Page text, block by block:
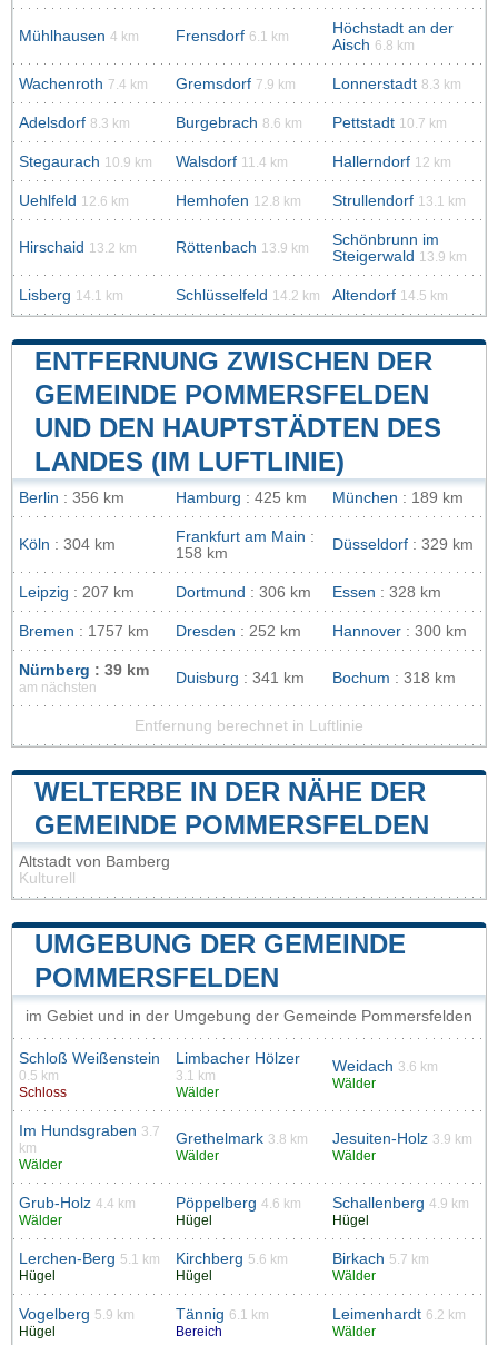
Mühlhausen 4 km Frensdorf 6.1 km
Höchstadt an der
Aisch 6.8 km
Wachenroth 7.4 km Gremsdorf 7.9 km Lonnerstadt 8.3 km
Adelsdorf 8.3 km Burgebrach 8.6 km Pettstadt 10.7 km
Stegaurach 10.9 km Walsdorf 11.4 km Hallerndorf 12 km
Uehlfeld 12.6 km Hemhofen 12.8 km Strullendorf 13.1 km
Hirschaid 13.2 km Röttenbach 13.9 km
Schönbrunn im
Steigerwald 13.9 km
Lisberg 14.1 km Schlüsselfeld 14.2 km Altendorf 14.5 km
ENTFERNUNG ZWISCHEN DER
GEMEINDE POMMERSFELDEN
UND DEN HAUPTSTÄDTEN DES
LANDES (IM LUFTLINIE)
Berlin : 356 km Hamburg : 425 km München : 189 km
Köln : 304 km Frankfurt am Main :
158 km
Düsseldorf : 329 km
Leipzig : 207 km Dortmund : 306 km Essen : 328 km
Bremen : 1757 km Dresden : 252 km Hannover : 300 km
Nürnberg : 39 km
am nächsten
Duisburg : 341 km Bochum : 318 km
Entfernung berechnet in Luftlinie
WELTERBE IN DER NÄHE DER
GEMEINDE POMMERSFELDEN
Altstadt von Bamberg
Kulturell
UMGEBUNG DER GEMEINDE
POMMERSFELDEN
im Gebiet und in der Umgebung der Gemeinde Pommersfelden
Schloß Weißenstein
0.5 km
Schloss
Limbacher Hölzer
3.1 km
Wälder
Weidach 3.6 km
Wälder
Im Hundsgraben 3.7
km
Wälder
Grethelmark 3.8 km
Wälder
Jesuiten-Holz 3.9 km
Wälder
Grub-Holz 4.4 km
Wälder
Pöppelberg 4.6 km
Hügel
Schallenberg 4.9 km
Hügel
Lerchen-Berg 5.1 km
Hügel
Kirchberg 5.6 km
Hügel
Birkach 5.7 km
Wälder
Vogelberg 5.9 km
Hügel
Tännig 6.1 km
Bereich
Leimenhardt 6.2 km
Wälder